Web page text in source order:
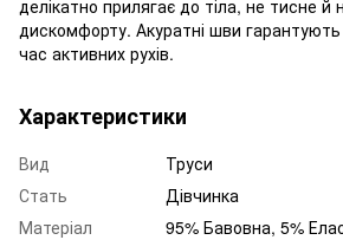
делікатно прилягає до тіла, не тисне й
дискомфорту. Акуратні шви гарантують
час активних рухів.
Характеристики
Вид
Труси
Стать
Дівчинка
Матеріал
95% Бавовна, 5%